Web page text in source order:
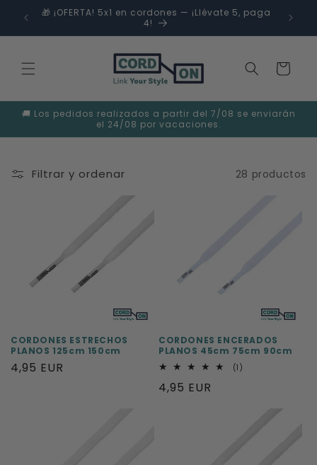
directamente
🎁 ¡OFERTA! 5x1 en cordones — ¡Llévate 5, paga
4!
Carrito
🚚 Los pedidos realizados a partir del 7/08 se enviarán
el 24/08 por vacaciones.
Filtrar y ordenar 28 productos
CORDONES ESTRECHOS
PLANOS 125cm 150cm
Precio
4,95 EUR
CORDONES ENCERADOS
PLANOS 45cm 75cm 90cm
(1)
Precio
4,95 EUR